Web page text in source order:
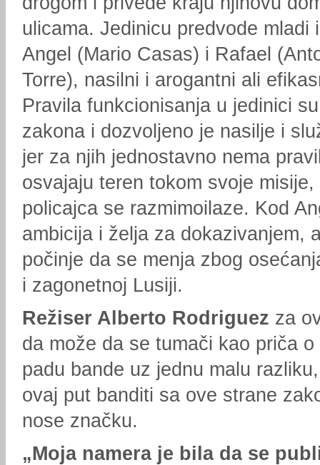
ulicama. Jedinicu predvode mladi
Angel (Mario Casas) i Rafael
Torre), nasilni i arogantni ali
Pravila funkcionisanja u jedinici
zakona i dozvoljeno je nasilje i
jer za njih jednostavno nema
osvajaju teren tokom svoje
policajca se razmimoilaze. Kod
ambicija i želja za dokazivanjem,
počinje da se menja zbog
i zagonetnoj Lusiji.
Režiser Alberto Rodriguez za
da može da se tumači kao priča
padu bande uz jednu malu
ovaj put banditi sa ove strane
nose značku.
„Moja namera je bila da se